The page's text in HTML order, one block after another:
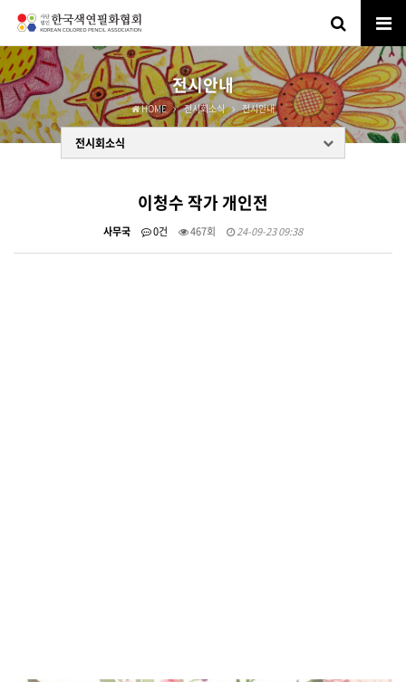
전시안내
HOME 전시회소식 전시안내
전시회소식
이청수 작가 개인전
사무국 0건 467회 24-09-23 09:38